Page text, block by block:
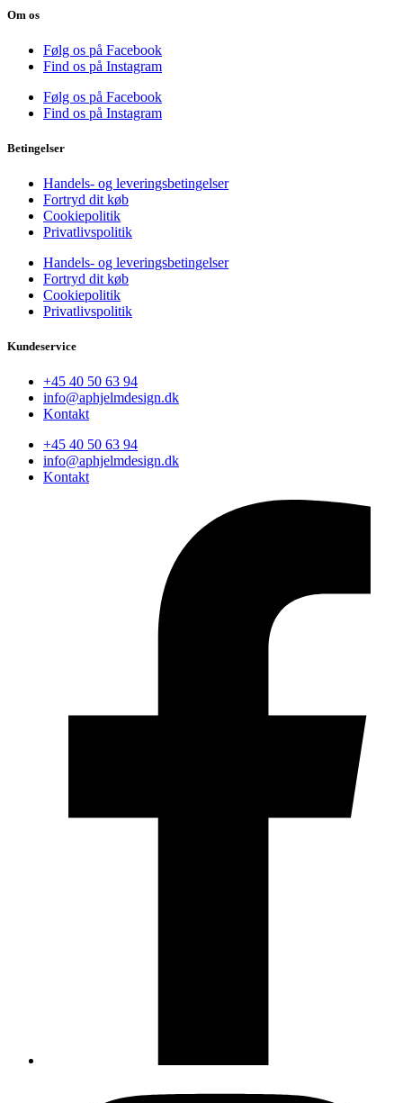
Om os
Følg os på Facebook
Find os på Instagram
Følg os på Facebook
Find os på Instagram
Betingelser
Handels- og leveringsbetingelser
Fortryd dit køb
Cookiepolitik
Privatlivspolitik
Handels- og leveringsbetingelser
Fortryd dit køb
Cookiepolitik
Privatlivspolitik
Kundeservice
+45 40 50 63 94
info@aphjelmdesign.dk
Kontakt
+45 40 50 63 94
info@aphjelmdesign.dk
Kontakt